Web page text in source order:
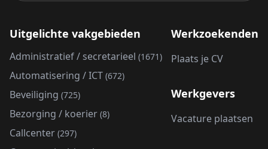
Uitgelichte vakgebieden
Administratief / secretarieel (1671)
Automatisering / ICT (672)
Beveiliging (725)
Bezorging / koerier (8)
Callcenter (297)
Werkzoekenden
Plaats je CV
Werkgevers
Vacature plaatsen